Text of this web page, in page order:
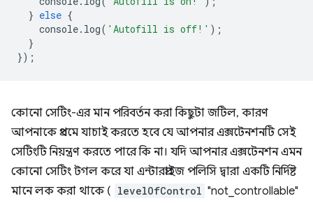
} else {
console. log( 'Autofill is off!' );
}
});
কোনো সেটিং-এর মান পরিবর্তন করা কিছুটা জটিল, কারণ
আপনাকে প্রথমে যাচাই করতে হবে যে আপনার এক্সটেনশনটি সেই
সেটিংটি নিয়ন্ত্রণ করতে পারে কি না। যদি আপনার এক্সটেনশন এমন
কোনো সেটিং টগল করে যা এন্টারপ্রাইজ পলিসি দ্বারা একটি নির্দিষ্ট
মানে লক করা থাকে ( levelOfControl "not_controllable"